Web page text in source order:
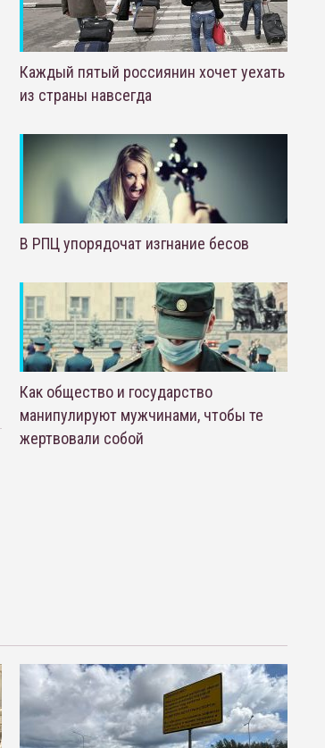
Каждый пятый россиянин хочет уехать
из страны навсегда
В РПЦ упорядочат изгнание бесов
Как общество и государство
манипулируют мужчинами, чтобы те
жертвовали собой